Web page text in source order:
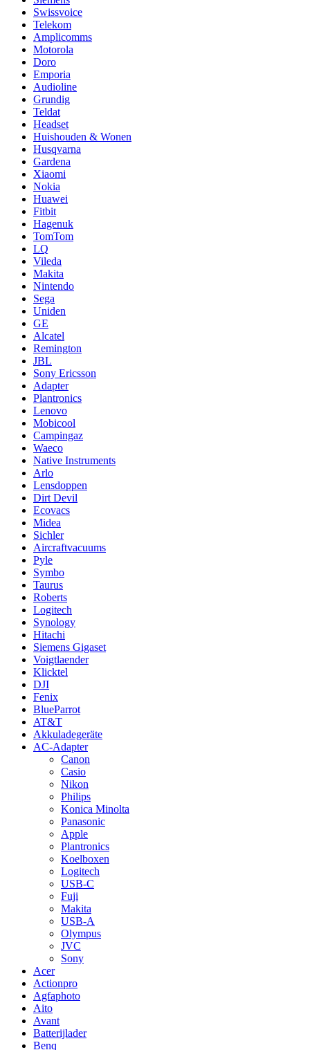
Swissvoice
Telekom
Amplicomms
Motorola
Doro
Emporia
Audioline
Grundig
Teldat
Headset
Huishouden & Wonen
Husqvarna
Gardena
Xiaomi
Nokia
Huawei
Fitbit
Hagenuk
TomTom
LQ
Vileda
Makita
Nintendo
Sega
Uniden
GE
Alcatel
Remington
JBL
Sony Ericsson
Adapter
Plantronics
Lenovo
Mobicool
Campingaz
Waeco
Native Instruments
Arlo
Lensdoppen
Dirt Devil
Ecovacs
Midea
Sichler
Aircraftvacuums
Pyle
Symbo
Taurus
Roberts
Logitech
Synology
Hitachi
Siemens Gigaset
Voigtlaender
Klicktel
DJI
Fenix
BlueParrot
AT&T
Akkuladegeräte
AC-Adapter
Canon
Casio
Nikon
Philips
Konica Minolta
Panasonic
Apple
Plantronics
Koelboxen
Logitech
USB-C
Fuji
Makita
USB-A
Olympus
JVC
Sony
Acer
Actionpro
Agfaphoto
Aito
Avant
Batterijlader
Benq